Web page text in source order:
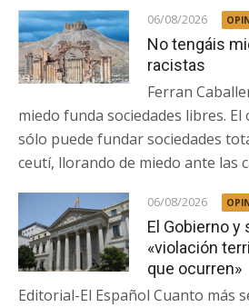
06/08/2026
No tengáis
racistas
Ferran
miedo funda sociedades libres.
sólo puede fundar sociedades
ceutí, llorando de miedo ante las
06/08/2026
El Gobierno y
«violación
que ocurren»
Editorial-El Español Cuanto más